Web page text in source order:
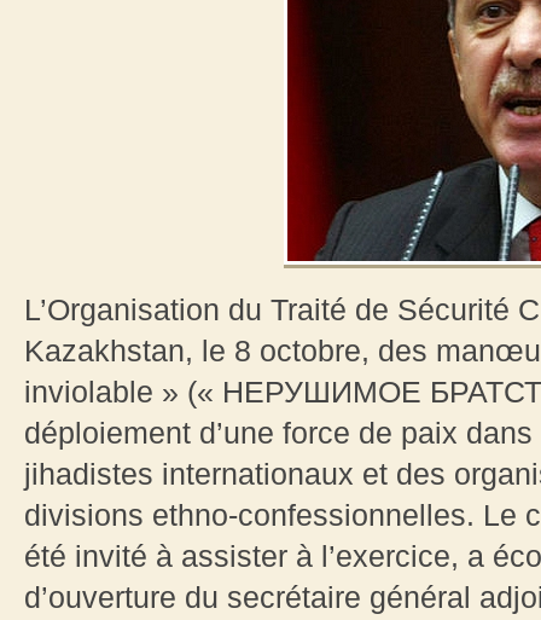
L’Organisation du Traité de Sécurité
Kazakhstan, le 8 octobre, des
inviolable » (« НЕРУШИМОЕ
déploiement d’une force de paix
jihadistes internationaux et des
divisions ethno-confessionnelles. Le
été invité à assister à l’exercice, a
d’ouverture du secrétaire général